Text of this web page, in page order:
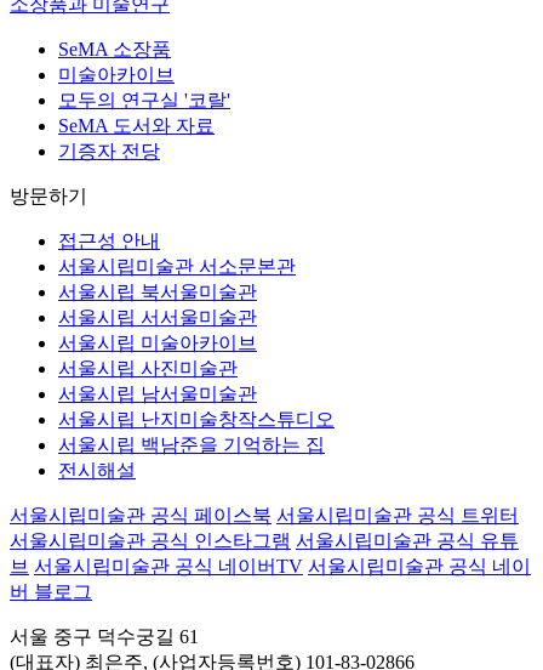
SeMA 소장품
미술아카이브
모두의 연구실 '코랄'
SeMA 도서와 자료
기증자 전당
방문하기
접근성 안내
서울시립미술관 서소문본관
서울시립 북서울미술관
서울시립 서서울미술관
서울시립 미술아카이브
서울시립 사진미술관
서울시립 남서울미술관
서울시립 난지미술창작스튜디오
서울시립 백남준을 기억하는 집
전시해설
서울시립미술관 공식 페이스북 서울시립미술관 공식 트위터
서울시립미술관 공식 인스타그램 서울시립미술관 공식 유튜
브 서울시립미술관 공식 네이버TV 서울시립미술관 공식 네이
버 블로그
서울 중구 덕수궁길 61
(대표자) 최은주, (사업자등록번호) 101-83-02866